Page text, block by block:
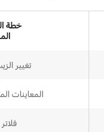
خطة
تغيير
المعاينات